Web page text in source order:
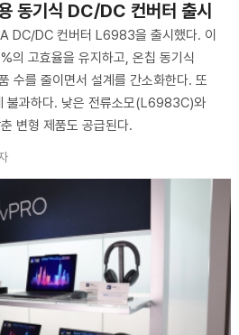
동기식 DC/DC 컨버터 출시
DC/DC 컨버터 L6983을 출시했다. 이
의 고효율을 유지하고, 온칩 동기식
수를 줄이면서 설계를 간소화한다. 또
불과하다. 낮은 전류소모(L6983C)와
변형 제품도 공급된다.